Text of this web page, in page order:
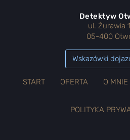
Detektyw
ul. Żurawia
05-400
Wskazówki
START OFERTA O MNIE
POLITYKA